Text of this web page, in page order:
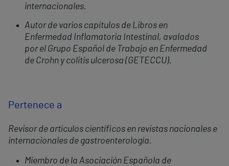
internacionales.
Autor de varios capítulos de Libros en
Enfermedad Inflamatoria Intestinal, avalados
por el Grupo Español de Trabajo en Enfermedad
de Crohn y colitis ulcerosa (GETECCU).
Pertenece a
Revisor de artículos científicos en revistas nacionales e
internacionales de gastroenterología.
Miembro de la Asociación Española de